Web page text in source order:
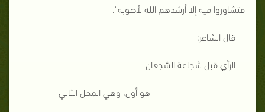
فتشاوروا فيه إلا أرشدهم الله لأصوبه".
قال الشاعر:
الرأي قبل شجاعة الشجعان
هو أول، وهي المحل الثاني